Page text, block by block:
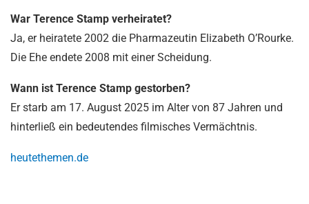
War Terence Stamp verheiratet?
Ja, er heiratete 2002 die Pharmazeutin Elizabeth O’Rourke.
Die Ehe endete 2008 mit einer Scheidung.
Wann ist Terence Stamp gestorben?
Er starb am 17. August 2025 im Alter von 87 Jahren und
hinterließ ein bedeutendes filmisches Vermächtnis.
heutethemen.de